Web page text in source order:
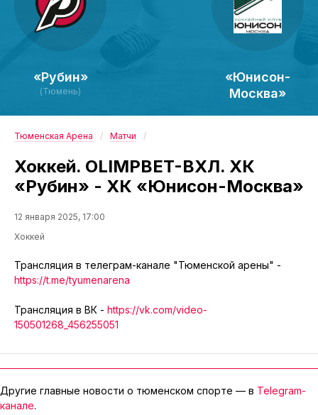
«Рубин»
(Тюмень)
«Юнисон-
Москва»
Тюменская Арена Матчи
Хоккей. OLIMPBET-ВХЛ. ХК
«Рубин» - ХК «Юнисон-Москва»
12 января 2025, 17:00
Хоккей
Трансляция в телеграм-канале "Тюменской арены" -
https://t.me/tyumenarena
Трансляция в ВК - https://vk.com/video-
150501268_456255051
Другие главные новости о тюменском спорте — в Telegram-
канале.